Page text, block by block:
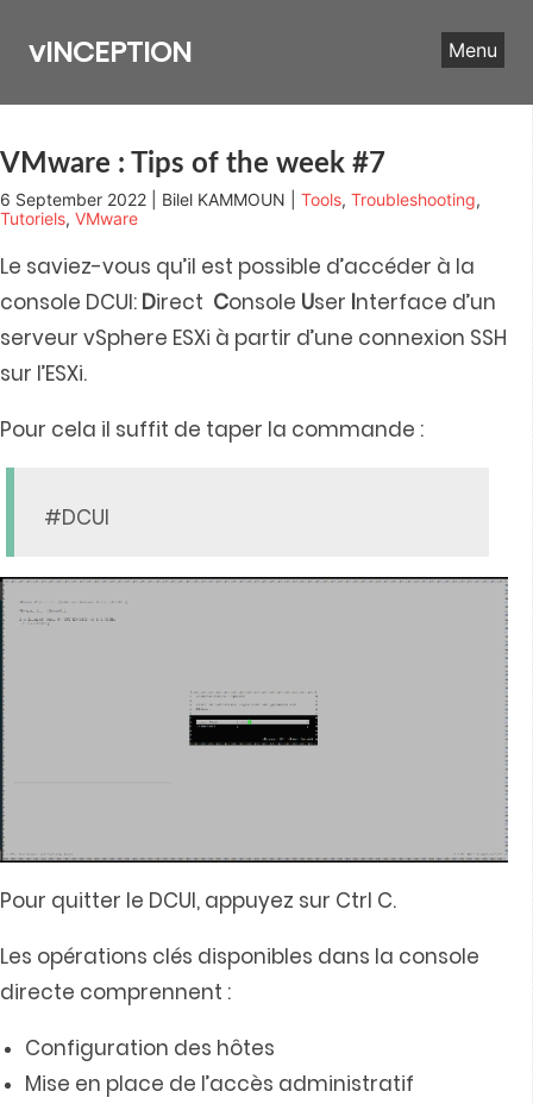
content
vINCEPTION Menu
VMware : Tips of the week #7
6 September 2022 | Bilel KAMMOUN | Tools, Troubleshooting,
Tutoriels, VMware
Le saviez-vous qu’il est possible d’accéder à la
console DCUI: Direct Console User Interface d’un
serveur vSphere ESXi à partir d’une connexion SSH
sur l’ESXi.
Pour cela il suffit de taper la commande :
#DCUI
Pour quitter le DCUI, appuyez sur Ctrl C.
Les opérations clés disponibles dans la console
directe comprennent :
Configuration des hôtes
Mise en place de l’accès administratif